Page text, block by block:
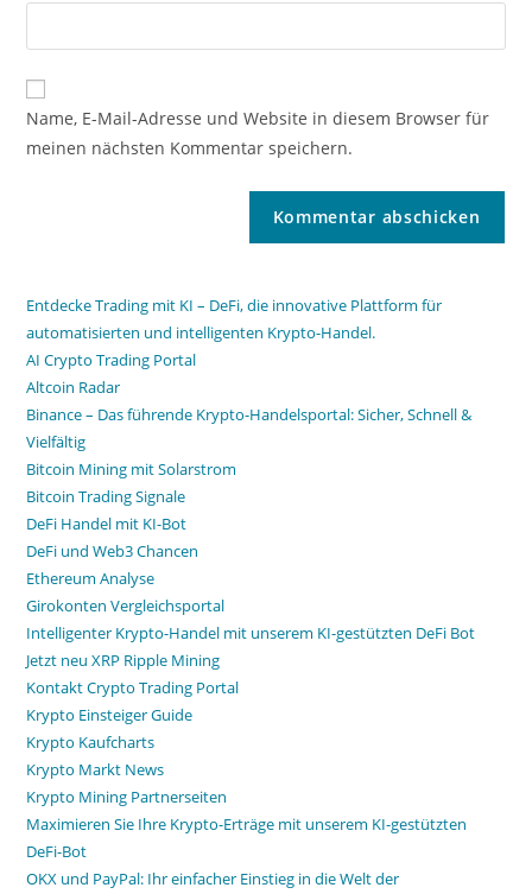
Name, E-Mail-Adresse und Website in diesem Browser für
meinen nächsten Kommentar speichern.
Entdecke Trading mit KI – DeFi, die innovative Plattform für
automatisierten und intelligenten Krypto-Handel.
AI Crypto Trading Portal
Altcoin Radar
Binance – Das führende Krypto-Handelsportal: Sicher, Schnell &
Vielfältig
Bitcoin Mining mit Solarstrom
Bitcoin Trading Signale
DeFi Handel mit KI-Bot
DeFi und Web3 Chancen
Ethereum Analyse
Girokonten Vergleichsportal
Intelligenter Krypto-Handel mit unserem KI-gestützten DeFi Bot
Jetzt neu XRP Ripple Mining
Kontakt Crypto Trading Portal
Krypto Einsteiger Guide
Krypto Kaufcharts
Krypto Markt News
Krypto Mining Partnerseiten
Maximieren Sie Ihre Krypto-Erträge mit unserem KI-gestützten
DeFi-Bot
OKX und PayPal: Ihr einfacher Einstieg in die Welt der